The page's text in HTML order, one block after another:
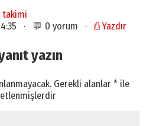
takimi
14:35 · 💬 0 yorum · ⎙ Yazdır
yazın
Gerekli alanlar* ile